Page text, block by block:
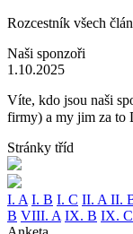
Rozcestník všech
Naši sponzoři
1.10.2025
Víte, kdo jsou naši
firmy) a my jim za to
Stránky tříd
I. A I. B I. C II. A II.
B VIII. A IX. B IX. C